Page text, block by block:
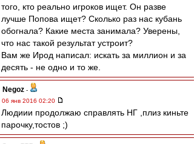
того, кто реально игроков ищет. Он разве
лучше Попова ищет? Сколько раз нас кубань
обогнала? Какие места занимала? Уверены,
что нас такой результат устроит?
Вам же Ирод написал: искать за миллион и за
десять - не одно и то же.
Negoz -
06 янв 2016 02:20
Людиии продолжаю справлять НГ ,плиз киньте
парочку,тостов ;)